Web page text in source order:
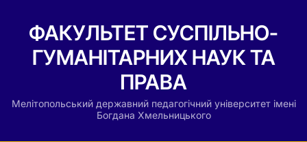
ФАКУЛЬТЕТ СУСПІЛЬНО-
ГУМАНІТАРНИХ НАУК ТА
ПРАВА
Мелітопольський державний педагогічний університет імені
Богдана Хмельницького